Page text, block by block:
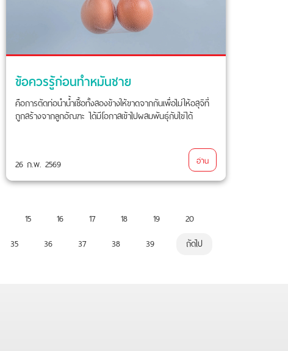
ข้อควรรู้ก่อนทำหมันชาย
คือการตัดท่อนำน้ำเชื้อทั้งสองข้างให้ขาดจากกันเพื่อไม่ให้อสุจิที่
ถูกสร้างจากลูกอัณฑะ ได้มีโอกาสเข้าไปผสมพันธ์ุกับไข่ได้
26 ก.พ. 2569 อ่าน
15 16 17 18 19
20
35 36 37 38 39 ถัดไป